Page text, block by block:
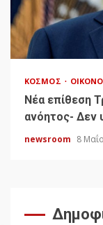
ΚΌΣΜΟΣ
Νέα επίθεση
ανόητος- Δεν
newsroom 8